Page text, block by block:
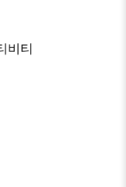
비티